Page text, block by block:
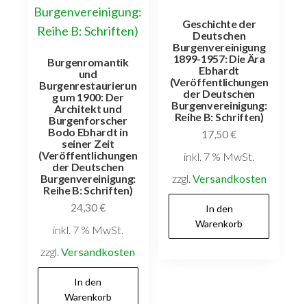
Burgenromantik
und
Burgenrestaurierun
g um 1900: Der
Architekt und
Burgenforscher
Bodo Ebhardt in
seiner Zeit
(Veröffentlichungen
der Deutschen
Burgenvereinigung:
Reihe B: Schriften)
24,30€
inkl. 7 % MwSt.
zzgl.Versandkosten
In den
Warenkorb
Geschichte der
Deutschen
Burgenvereinigung
1899-1957: Die Ära
Ebhardt
(Veröffentlichungen
der Deutschen
Burgenvereinigung:
Reihe B: Schriften)
17,50€
inkl. 7 % MwSt.
zzgl. Versandkosten
In den
Warenkorb